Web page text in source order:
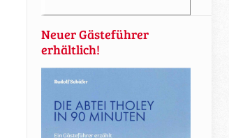
Neuer Gästeführer
erhältlich!